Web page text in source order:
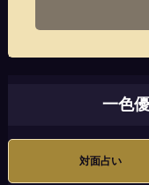
一色
対面占い